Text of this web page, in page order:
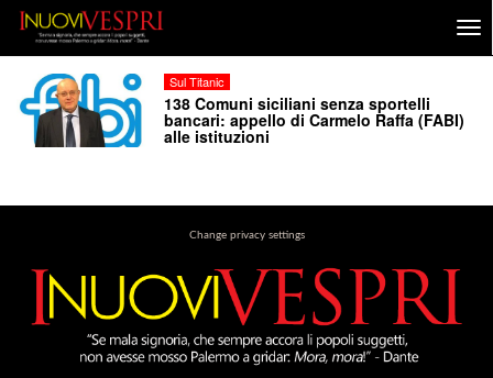
Sul Titanic
138 Comuni siciliani senza sportelli
bancari: appello di Carmelo Raffa (FABI)
alle istituzioni
Change privacy settings